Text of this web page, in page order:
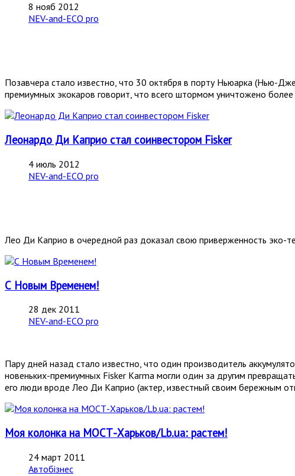
8 нояб 2012
NEV-and-ECO pro
Позавчера стало известно, что 30 октября в порту Ньюарка (Нью-
премиумных экокаров говорит, что всего штормом уничтожено
Леонардо Ди Каприо стал соинвестором Fisker
4 июль 2012
NEV-and-ECO pro
Лео Ди Каприо в очередной раз доказал свою приверженность эко-
С Новым Временем!
28 дек 2011
NEV-and-ECO pro
Пару дней назад стало известно, что один производитель
новеньких-премиумных Fisker Karma могли один за другим
его люди вроде Лео Ди Каприо (актер, известный своим бережным
Моя колонка на МОСТ-Харьков/Lb.ua: растем!
24 март 2011
Автобізнес